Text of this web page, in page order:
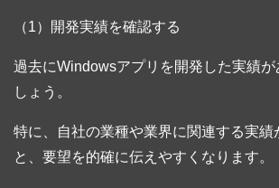
（1）開発実績を確認する
過去にWindowsアプリを開発した実績が
しょう。
特に、自社の業種や業界に関連する実績
と、要望を的確に伝えやすくなります。